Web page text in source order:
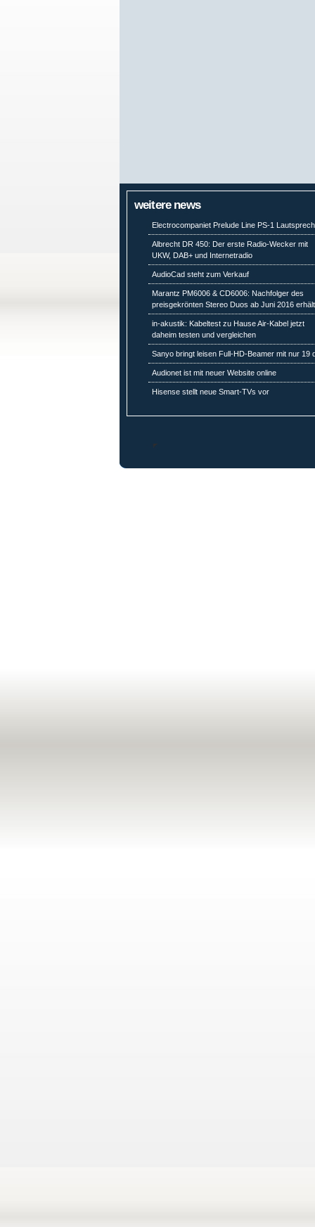
weitere news
Electrocompaniet Prelude Line PS-1
Albrecht DR 450: Der erste Radio-Wecker mit
UKW, DAB+ und Internetradio
AudioCad steht zum Verkauf
Marantz PM6006 & CD6006: Nachfolger des
preisgekrönten Stereo Duos ab Juni 2016
in-akustik: Kabeltest zu Hause Air-Kabel jetzt
daheim testen und vergleichen
Sanyo bringt leisen Full-HD-Beamer mit nur 19
Audionet ist mit neuer Website online
Hisense stellt neue Smart-TVs vor